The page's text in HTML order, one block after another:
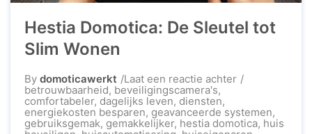
Hestia Domotica: De Sleutel tot
Slim Wonen
By domoticawerkt Laat een reactie achterop
De
Sleutel
betrouwbaarheid, beveiligingscamera's,
comfortabeler, dagelijks leven, diensten,
energiekosten besparen, geavanceerde systemen,
gebruiksgemak, gemakkelijker, hestia domotica, huis